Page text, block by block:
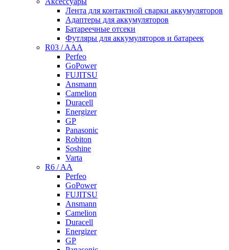
Лента для контактной сварки аккумуляторов
Адаптеры для аккумуляторов
Батареечные отсеки
Футляры для аккумуляторов и батареек
R03 / AAA
Perfeo
GoPower
FUJITSU
Ansmann
Camelion
Duracell
Energizer
GP
Panasonic
Robiton
Soshine
Varta
R6 / AA
Perfeo
GoPower
FUJITSU
Ansmann
Camelion
Duracell
Energizer
GP